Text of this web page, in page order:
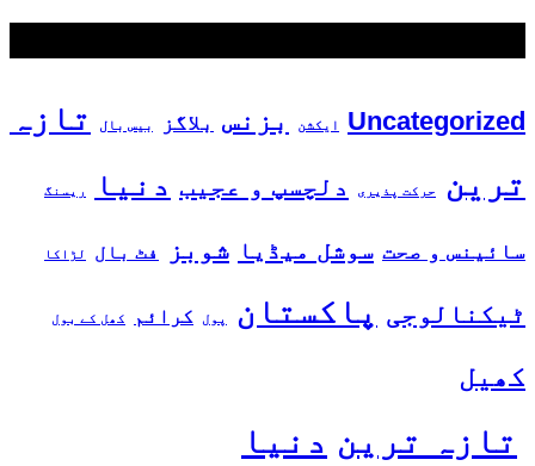
Uncategorized ایکشن بزنس بلاگز بیس بال
تازہ
ترین
حرکت پذیری دلچسپ و عجیب دنیا ریسنگ
سائینس و صحت سوشل میڈیا شوبز فٹ بال لڑاکا
ٹیکنالوجی پاکستان پول کرائم کھل کے بول
کھیل
تازہ ترین دنیا